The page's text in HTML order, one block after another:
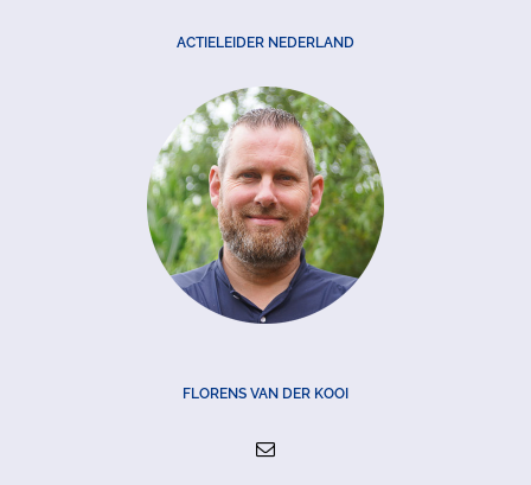
ACTIELEIDER NEDERLAND
FLORENS VAN DER KOOI